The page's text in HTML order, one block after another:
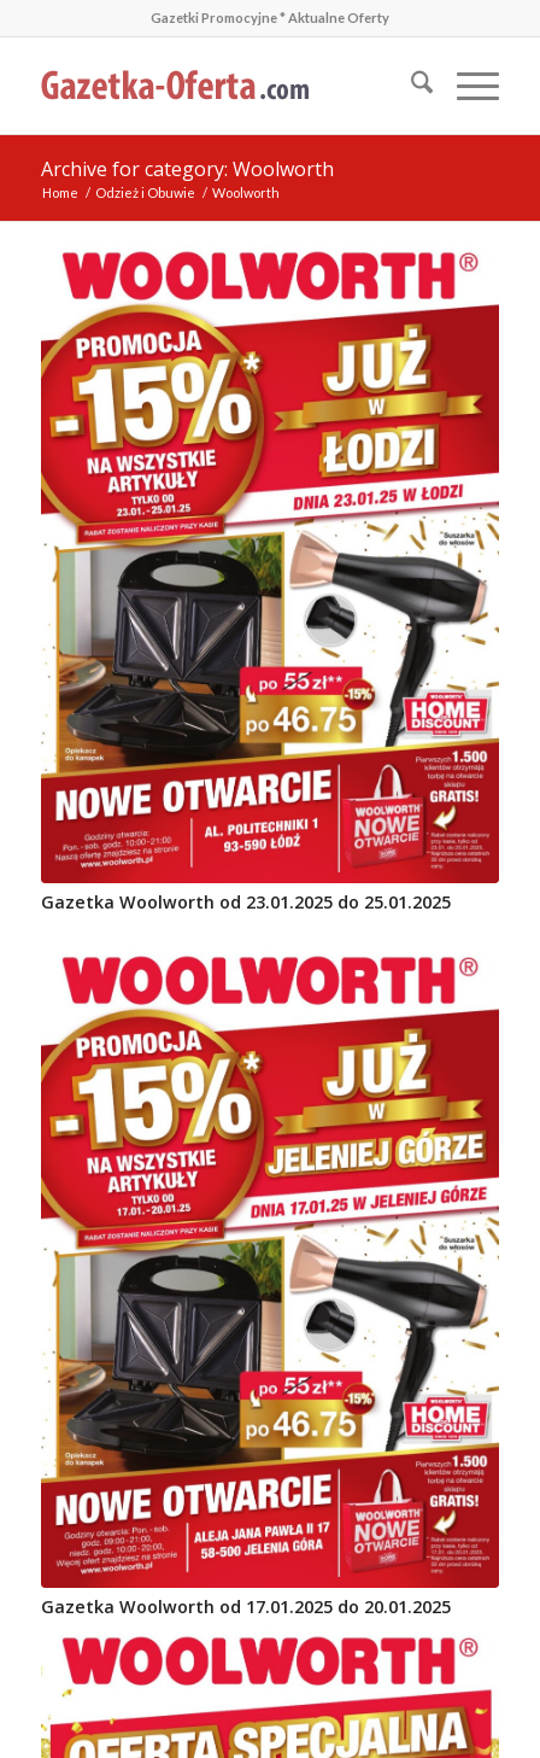
Gazetki Promocyjne * Aktualne Oferty
Archive for category: Woolworth
Home / Odzież i Obuwie / Woolworth
Gazetka Woolworth od 23.01.2025 do 25.01.2025
Gazetka Woolworth od 17.01.2025 do 20.01.2025